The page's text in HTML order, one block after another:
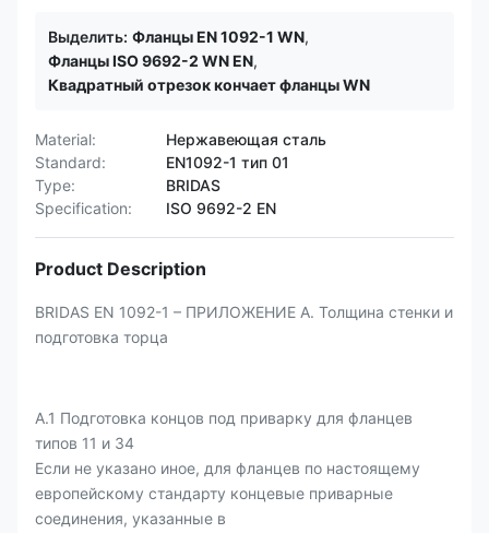
Выделить: Фланцы EN 1092-1 WN,
Фланцы ISO 9692-2 WN EN,
Квадратный отрезок кончает фланцы WN
Material:
Нержавеющая сталь
Standard:
EN1092-1 тип 01
Type:
BRIDAS
Specification:
ISO 9692-2 EN
Product Description
BRIDAS EN 1092-1 – ПРИЛОЖЕНИЕ A. Толщина стенки и
подготовка торца
А.1 Подготовка концов под приварку для фланцев
типов 11 и 34
Если не указано иное, для фланцев по настоящему
европейскому стандарту концевые приварные
соединения, указанные в